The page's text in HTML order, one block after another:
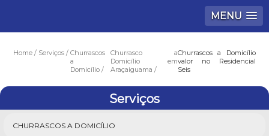
MENU
Home Serviços
Churrascos
a
Domicílio
Churrasco a
Domicílio em
Araçaiguama
Churrascos a Domicílio
valor no Residencial
Seis
Serviços
CHURRASCOS A DOMICÍLIO